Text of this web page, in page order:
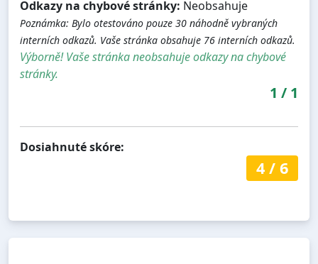
Odkazy na chybové stránky: Neobsahuje
Poznámka: Bylo otestováno pouze 30 náhodně vybraných
interních odkazů. Vaše stránka obsahuje 76 interních odkazů.
Výborně! Vaše stránka neobsahuje odkazy na chybové
stránky.
1 / 1
Dosiahnuté skóre:
4/ 6